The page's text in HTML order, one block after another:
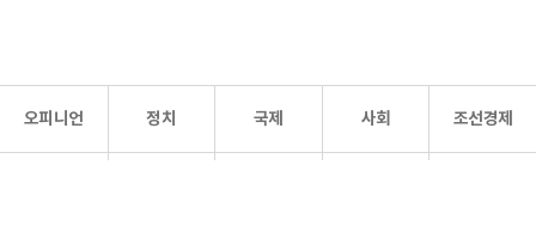
오피니언 정치 국제 사회 조선경제